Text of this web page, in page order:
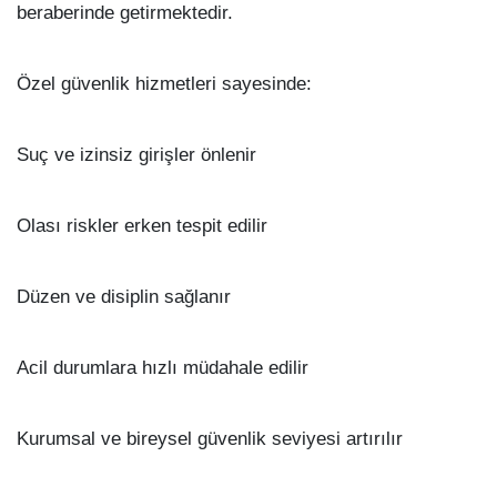
beraberinde getirmektedir.
Özel güvenlik hizmetleri sayesinde:
Suç ve izinsiz girişler önlenir
Olası riskler erken tespit edilir
Düzen ve disiplin sağlanır
Acil durumlara hızlı müdahale edilir
Kurumsal ve bireysel güvenlik seviyesi artırılır